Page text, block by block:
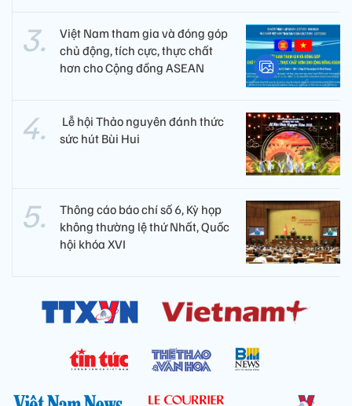
Việt Nam tham gia và đóng góp
chủ động, tích cực, thực chất
hơn cho Cộng đồng ASEAN
​ Lễ hội Thảo nguyên đánh thức
sức hút Bùi Hui
Thông cáo báo chí số 6, Kỳ họp
không thường lệ thứ Nhất, Quốc
hội khóa XVI